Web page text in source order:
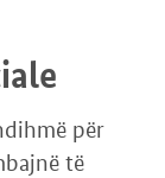
për
të